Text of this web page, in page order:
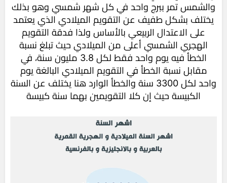
والشمس تمر ببرج واحد في كل شهر شمسي وهو بذلك
يختلف بشكل طفيف عن التقويم الميلادي الذي يعتمد
على الاعتدال الربيعي بالأساس ولذا فدقة التقويم
الهجري الشمسي أعلى من الميلادي حيث تبلغ نسبة
الخطأ فيه يوم واحد فقط لكل 3.8 مليون سنة، في
مقابل نسبة الخطأ في التقويم الميلادي البالغة يوم
واحد لكل 3300 سنة والخطأ الوارد هنا يختلف عن السنة
الكبيسة حيث إن كلا التقويمين بهما سنة كبيسة